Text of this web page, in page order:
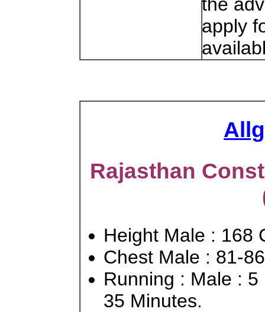
the
apply
Rajasthan
Height Male : 168
Chest Male : 81-
Running : Male :
35 Minutes.